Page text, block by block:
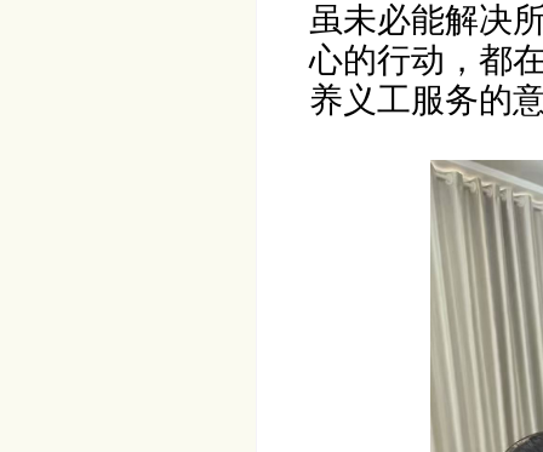
虽未必能解决
心的行动，都
养义工服务的